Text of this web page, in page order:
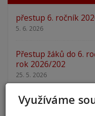
přestup 6. ročník
5. 6. 2026
Přestup žáků do 6.
rok 2026/202
25. 5. 2026
Odlišná organizace
Využíváme